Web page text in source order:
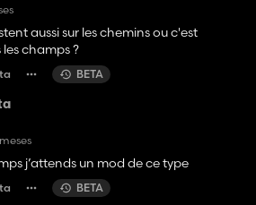
aussi sur les chemins ou c'est
champs ?
BETA
j’attends un mod de ce type
BETA